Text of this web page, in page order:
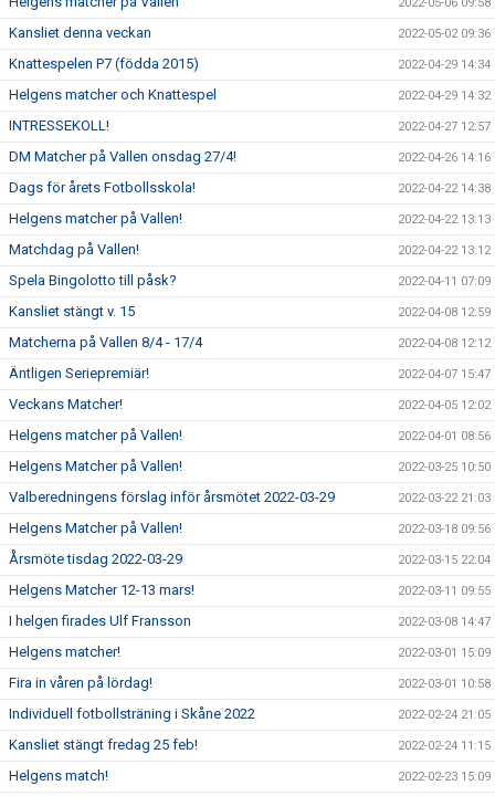
Kansliet denna veckan 2022-05-02 09:36
Knattespelen P7 (födda 2015) 2022-04-29 14:34
Helgens matcher och Knattespel 2022-04-29 14:32
INTRESSEKOLL! 2022-04-27 12:57
DM Matcher på Vallen onsdag 27/4! 2022-04-26 14:16
Dags för årets Fotbollsskola! 2022-04-22 14:38
Helgens matcher på Vallen! 2022-04-22 13:13
Matchdag på Vallen! 2022-04-22 13:12
Spela Bingolotto till påsk? 2022-04-11 07:09
Kansliet stängt v. 15 2022-04-08 12:59
Matcherna på Vallen 8/4 - 17/4 2022-04-08 12:12
Äntligen Seriepremiär! 2022-04-07 15:47
Veckans Matcher! 2022-04-05 12:02
Helgens matcher på Vallen! 2022-04-01 08:56
Helgens Matcher på Vallen! 2022-03-25 10:50
Valberedningens förslag inför årsmötet 2022-03-29 2022-03-22 21:03
Helgens Matcher på Vallen! 2022-03-18 09:56
Årsmöte tisdag 2022-03-29 2022-03-15 22:04
Helgens Matcher 12-13 mars! 2022-03-11 09:55
I helgen firades Ulf Fransson 2022-03-08 14:47
Helgens matcher! 2022-03-01 15:09
Fira in våren på lördag! 2022-03-01 10:58
Individuell fotbollsträning i Skåne 2022 2022-02-24 21:05
Kansliet stängt fredag 25 feb! 2022-02-24 11:15
Helgens match! 2022-02-23 15:09